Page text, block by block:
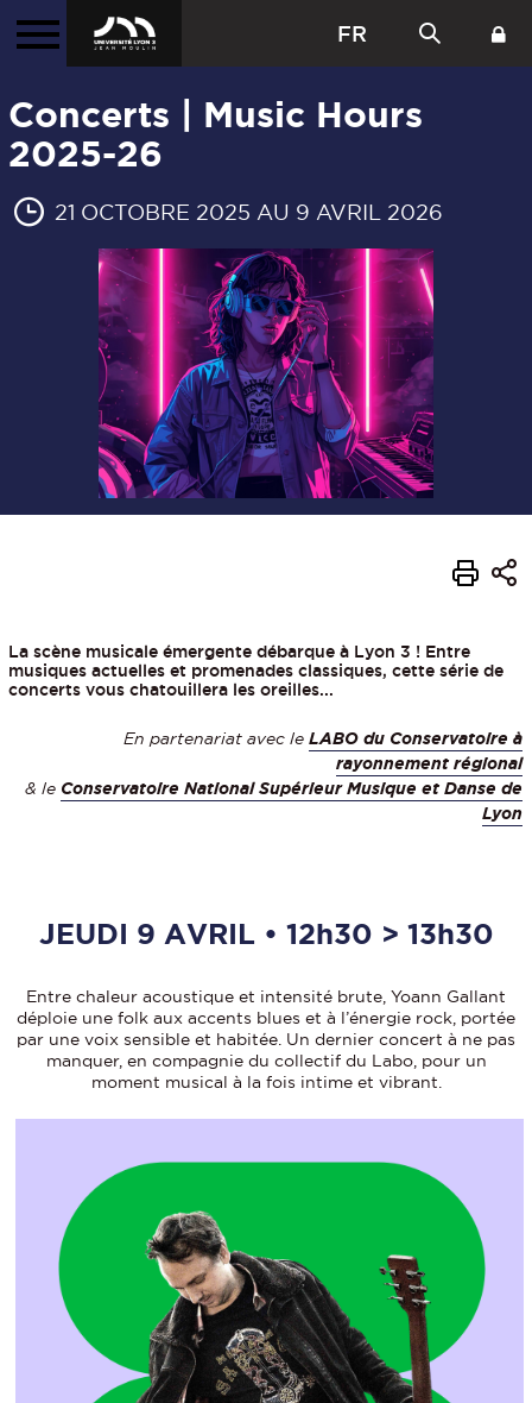
FR
Concerts | Music Hours
2025-26
21 OCTOBRE 2025 AU 9 AVRIL 2026
La scène musicale émergente débarque à Lyon 3 ! Entre
musiques actuelles et promenades classiques, cette série de
concerts vous chatouillera les oreilles...
En partenariat avec le LABO du Conservatoire à
rayonnement régional
& le Conservatoire National Supérieur Musique et Danse de
Lyon
JEUDI 9 AVRIL • 12h30 > 13h30
Entre chaleur acoustique et intensité brute, Yoann Gallant
déploie une folk aux accents blues et à l’énergie rock, portée
par une voix sensible et habitée. Un dernier concert à ne pas
manquer, en compagnie du collectif du Labo, pour un
moment musical à la fois intime et vibrant.